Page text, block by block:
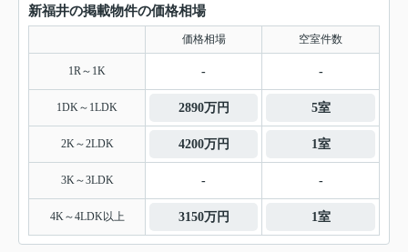
新福井の掲載物件の価格相場
価格相場 空室件数
1R～1K - -
1DK～1LDK 2890万円 5室
2K～2LDK 4200万円 1室
3K～3LDK - -
4K～4LDK以上 3150万円 1室